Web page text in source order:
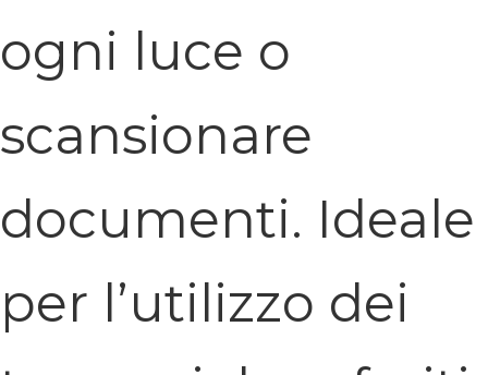
ogni luce o
scansionare
documenti. Ideale
per l’utilizzo dei